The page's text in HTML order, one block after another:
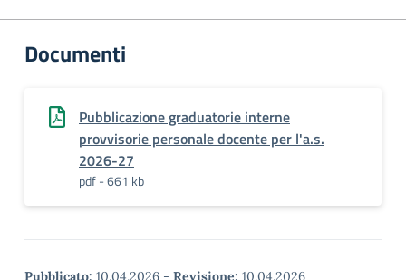
Documenti
Pubblicazione graduatorie interne
provvisorie personale docente per l'a.s.
2026-27
pdf - 661 kb
Pubblicato: 10.04.2026 - Revisione: 10.04.2026